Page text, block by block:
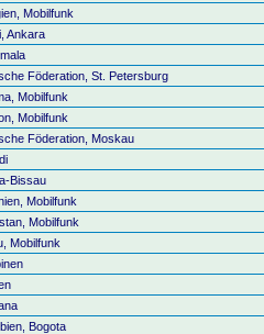
Mobilfunk
Ankara
Föderation, St. Petersburg
Mobilfunk
Mobilfunk
Föderation, Moskau
Bissau
Mobilfunk
Mobilfunk
Mobilfunk
Bogota